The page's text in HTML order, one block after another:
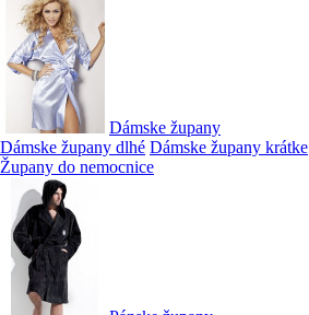
Dámske župany
Dámske župany dlhé Dámske župany krátke
Župany do nemocnice